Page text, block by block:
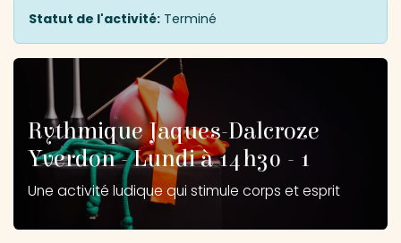
Statut de l'activité: Terminé
Rythmique Jaques-Dalcroze
Yverdon - Lundi à 14h30 - 1
Une activité ludique qui stimule corps et esprit